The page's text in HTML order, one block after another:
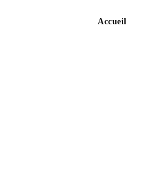
Accueil